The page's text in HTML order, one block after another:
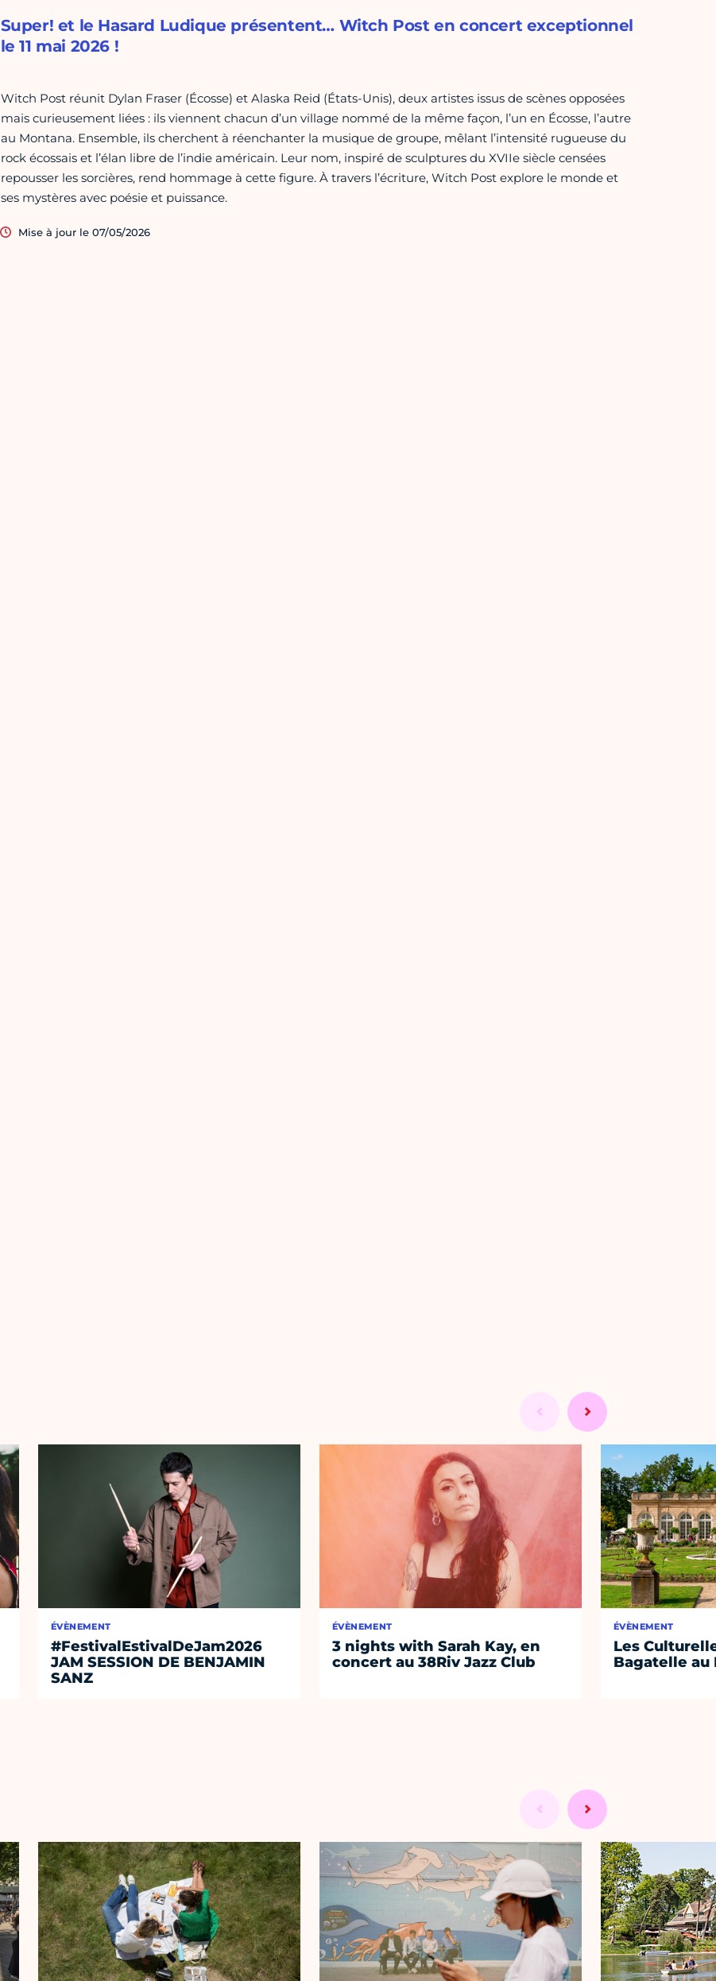
Super! et le Hasard Ludique présentent… Witch Post en concert exceptionnel
le 11 mai 2026 !
Witch Post réunit Dylan Fraser (Écosse) et Alaska Reid (États-Unis), deux artistes issus de scènes opposées
mais curieusement liées : ils viennent chacun d’un village nommé de la même façon, l’un en Écosse, l’autre
au Montana. Ensemble, ils cherchent à réenchanter la musique de groupe, mêlant l’intensité rugueuse du
rock écossais et l’élan libre de l’indie américain. Leur nom, inspiré de sculptures du XVIIe siècle censées
repousser les sorcières, rend hommage à cette figure. À travers l’écriture, Witch Post explore le monde et
ses mystères avec poésie et puissance.
Mise à jour le 07/05/2026
ÉVÈNEMENT
#FestivalEstivalDeJam2026
JAM SESSION DE BENJAMIN
SANZ
ÉVÈNEMENT
3 nights with Sarah Kay, en
concert au 38Riv Jazz Club
ÉVÈNEMENT
Les
Bagatelle au